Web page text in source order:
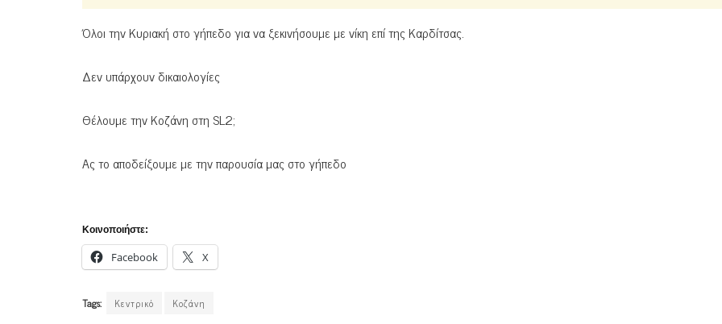
Όλοι την Κυριακή στο γήπεδο για να ξεκινήσουμε με νίκη επί της Καρδίτσας.
Δεν υπάρχουν δικαιολογίες
Θέλουμε την Κοζάνη στη SL2;
Ας το αποδείξουμε με την παρουσία μας στο γήπεδο
Κοινοποιήστε:
Facebook X
Tags: Κεντρικό Κοζάνη